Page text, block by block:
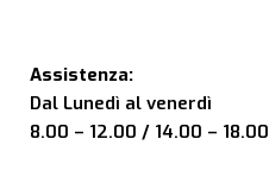
Assistenza:
Dal Lunedì al venerdì
8.00 – 12.00 / 14.00 – 18.00